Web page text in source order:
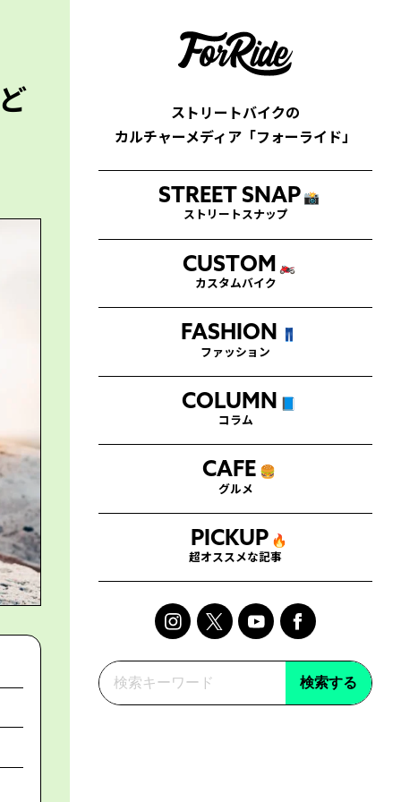
ストリートバイクの
カルチャーメディア「フォーライド」
STREET SNAP 📸
ストリートスナップ
CUSTOM 🏍
カスタムバイク
FASHION 👖
ファッション
COLUMN
コラム
CAFE 🍔
グルメ
PICKUP 🔥
超オススメな記事
検索する